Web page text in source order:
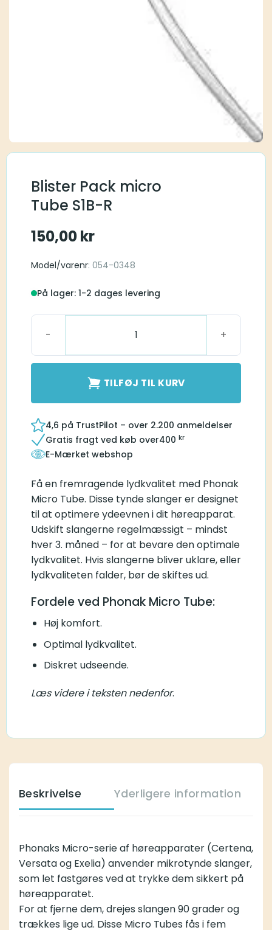
Blister Pack micro
Tube S1B-R
150,00kr
Model/varenr: 054-0348
På lager: 1-2 dages levering
Blister Pack micro Tube S1B-R antal
TILFØJ TIL KURV
4,6 på TrustPilot – over 2.200 anmeldelser
Gratis fragt ved køb over400 kr
E-Mærket webshop
Få en fremragende lydkvalitet med Phonak
Micro Tube. Disse tynde slanger er designet
til at optimere ydeevnen i dit høreapparat.
Udskift slangerne regelmæssigt – mindst
hver 3. måned – for at bevare den optimale
lydkvalitet. Hvis slangerne bliver uklare, eller
lydkvaliteten falder, bør de skiftes ud.
Fordele ved Phonak Micro Tube:
Høj komfort.
Optimal lydkvalitet.
Diskret udseende.
Læs videre i teksten nedenfor.
Beskrivelse Yderligere information
Phonaks Micro-serie af høreapparater (Certena,
Versata og Exelia) anvender mikrotynde slanger,
som let fastgøres ved at trykke dem sikkert på
høreapparatet.
For at fjerne dem, drejes slangen 90 grader og
trækkes lige ud. Disse Micro Tubes fås i fem